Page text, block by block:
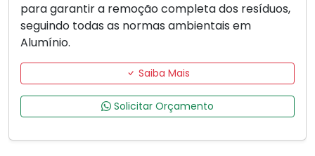
para garantir a remoção completa dos resíduos,
seguindo todas as normas ambientais em
Alumínio.
Saiba Mais
Solicitar Orçamento